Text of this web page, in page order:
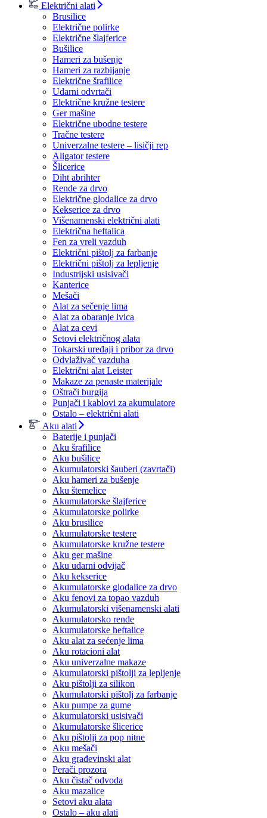
Električni alati
Brusilice
Električne polirke
Električne šlajferice
Bušilice
Hameri za bušenje
Hameri za razbijanje
Električne šrafilice
Udarni odvrtači
Električne kružne testere
Ger mašine
Električne ubodne testere
Tračne testere
Univerzalne testere – lisičji rep
Aligator testere
Šlicerice
Diht abrihter
Rende za drvo
Električne glodalice za drvo
Kekserice za drvo
Višenamenski električni alati
Električna heftalica
Fen za vreli vazduh
Električni pištolj za farbanje
Električni pištolj za lepljenje
Industrijski usisivači
Kanterice
Mešači
Alat za sečenje lima
Alat za obaranje ivica
Alat za cevi
Setovi električnog alata
Tokarski uređaji i pribor za drvo
Odvlaživač vazduha
Električni alat Leister
Makaze za penaste materijale
Oštrači burgija
Punjači i kablovi za akumulatore
Ostalo – električni alati
Aku alati
Baterije i punjači
Aku šrafilice
Aku bušilice
Akumulatorski šauberi (zavrtači)
Aku hameri za bušenje
Aku štemelice
Akumulatorske šlajferice
Akumulatorske polirke
Aku brusilice
Akumulatorske testere
Akumulatorske kružne testere
Aku ger mašine
Aku udarni odvijač
Aku kekserice
Akumulatorske glodalice za drvo
Aku fenovi za topao vazduh
Akumulatorski višenamenski alati
Akumulatorsko rende
Akumulatorske heftalice
Aku alat za sećenje lima
Aku rotacioni alat
Aku univerzalne makaze
Akumulatorski pištolji za lepljenje
Aku pištolji za silikon
Akumulatorski pištolj za farbanje
Aku pumpe za gume
Akumulatorski usisivači
Akumulatorske šlicerice
Aku pištolji za pop nitne
Aku mešači
Aku građevinski alat
Perači prozora
Aku čistač odvoda
Aku mazalice
Setovi aku alata
Ostalo – aku alati